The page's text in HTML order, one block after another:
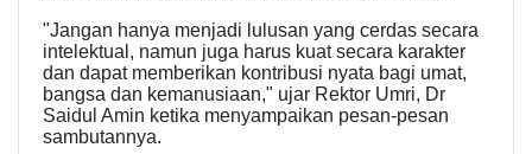
"Jangan hanya menjadi lulusan yang cerdas secara
intelektual, namun juga harus kuat secara karakter
dan dapat memberikan kontribusi nyata bagi umat,
bangsa dan kemanusiaan," ujar Rektor Umri, Dr
Saidul Amin ketika menyampaikan pesan-pesan
sambutannya.